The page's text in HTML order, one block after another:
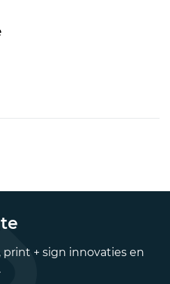
+ sign innovaties en